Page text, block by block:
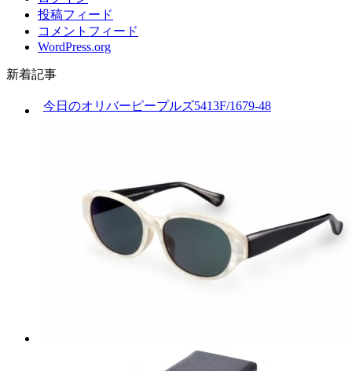
投稿フィード
コメントフィード
WordPress.org
新着記事
今日のオリバーピープルズ5413F/1679-48